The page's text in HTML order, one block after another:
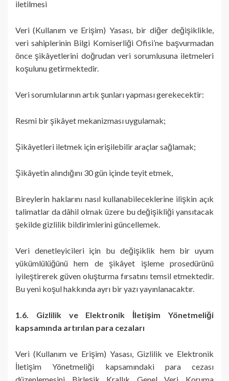
iletilmesi
Veri (Kullanım ve Erişim) Yasası, bir diğer değişiklikle,
veri sahiplerinin Bilgi Komiserliği Ofisi’ne başvurmadan
önce şikâyetlerini doğrudan veri sorumlusuna iletmeleri
koşulunu getirmektedir.
Veri sorumlularının artık şunları yapması gerekecektir:
Resmi bir şikâyet mekanizması uygulamak;
Şikâyetleri iletmek için erişilebilir araçlar sağlamak;
Şikâyetin alındığını 30 gün içinde teyit etmek,
Bireylerin haklarını nasıl kullanabileceklerine ilişkin açık
talimatlar da dâhil olmak üzere bu değişikliği yansıtacak
şekilde gizlilik bildirimlerini güncellemek.
Veri denetleyicileri için bu değişiklik hem bir uyum
yükümlülüğünü hem de şikâyet işleme prosedürünü
iyileştirerek güven oluşturma fırsatını temsil etmektedir.
Bu yeni koşul hakkında ayrı bir yazı yayınlanacaktır.
1.6. Gizlilik ve Elektronik İletişim Yönetmeliği
kapsamında artırılan para cezaları
Veri (Kullanım ve Erişim) Yasası, Gizlilik ve Elektronik
İletişim Yönetmeliği kapsamındaki para cezası